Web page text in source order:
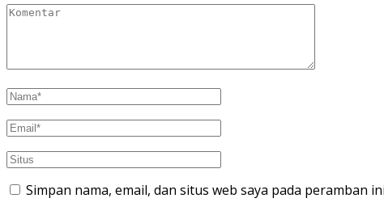
Simpan nama, email, dan situs web saya pada peramban